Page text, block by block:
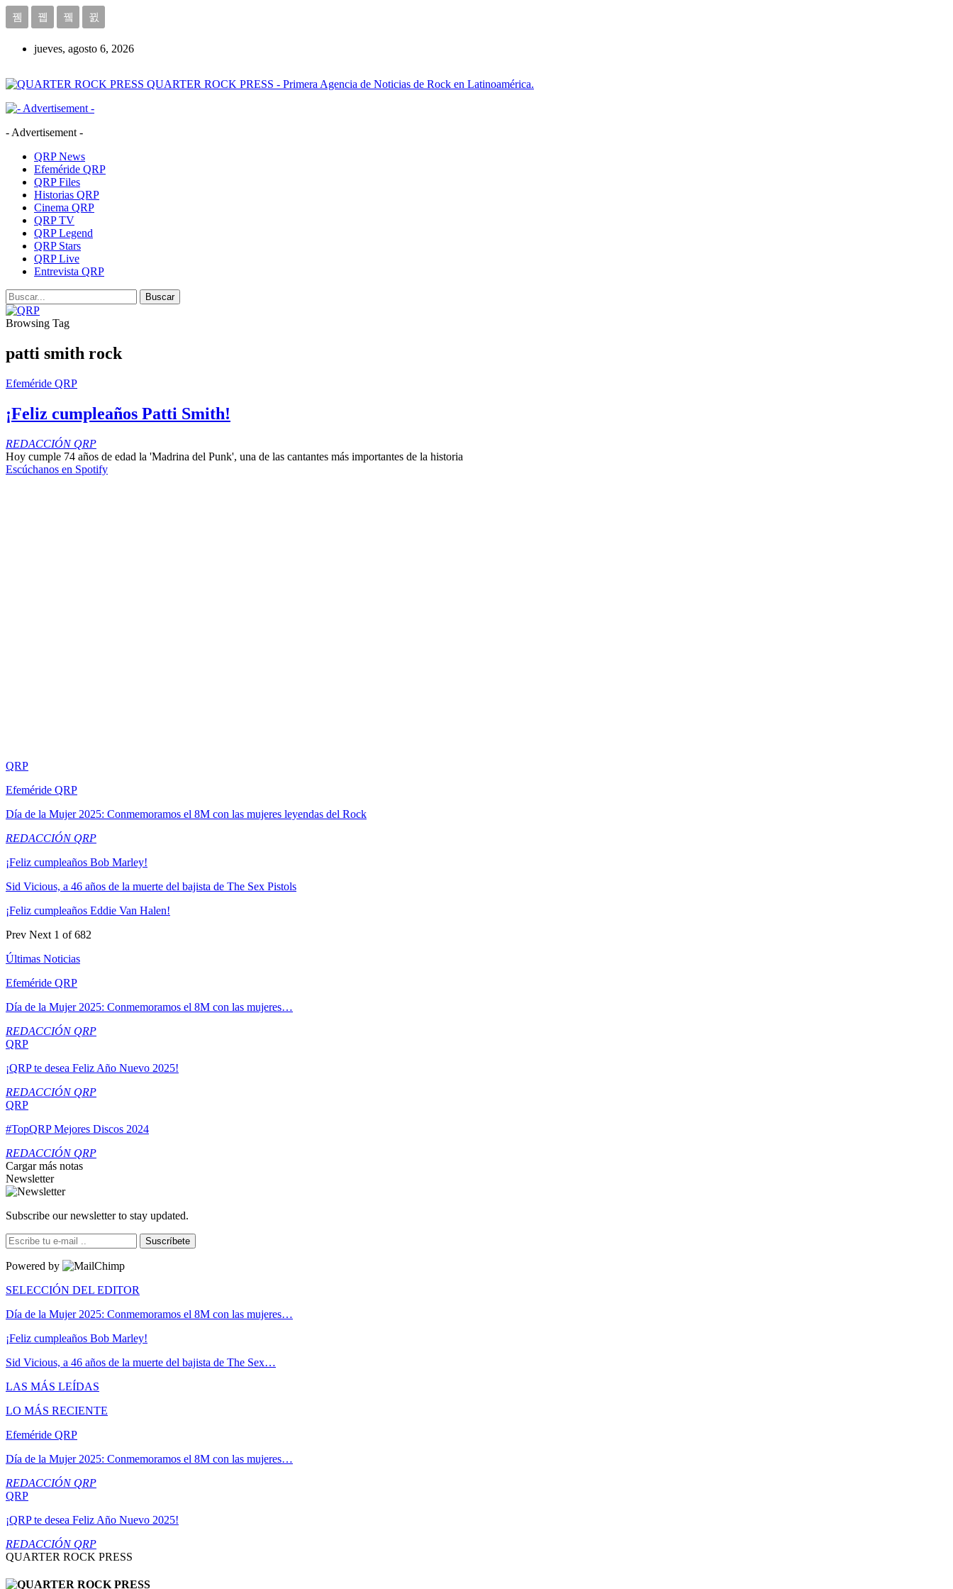
jueves, agosto 6, 2026
QUARTER ROCK PRESS - Primera Agencia de Noticias de Rock en Latinoamérica.
- Advertisement -
QRP News
Efeméride QRP
QRP Files
Historias QRP
Cinema QRP
QRP TV
QRP Legend
QRP Stars
QRP Live
Entrevista QRP
Browsing Tag
patti smith rock
Efeméride QRP
¡Feliz cumpleaños Patti Smith!
REDACCIÓN QRP
Hoy cumple 74 años de edad la 'Madrina del Punk', una de las cantantes más importantes de la historia
Escúchanos en Spotify
QRP
Efeméride QRP
Día de la Mujer 2025: Conmemoramos el 8M con las mujeres leyendas del Rock
REDACCIÓN QRP
¡Feliz cumpleaños Bob Marley!
Sid Vicious, a 46 años de la muerte del bajista de The Sex Pistols
¡Feliz cumpleaños Eddie Van Halen!
Prev Next 1 of 682
Últimas Noticias
Efeméride QRP
Día de la Mujer 2025: Conmemoramos el 8M con las mujeres…
REDACCIÓN QRP
QRP
¡QRP te desea Feliz Año Nuevo 2025!
REDACCIÓN QRP
QRP
#TopQRP Mejores Discos 2024
REDACCIÓN QRP
Cargar más notas
Newsletter
Subscribe our newsletter to stay updated.
Suscríbete
Powered by
SELECCIÓN DEL EDITOR
Día de la Mujer 2025: Conmemoramos el 8M con las mujeres…
¡Feliz cumpleaños Bob Marley!
Sid Vicious, a 46 años de la muerte del bajista de The Sex…
LAS MÁS LEÍDAS
LO MÁS RECIENTE
Efeméride QRP
Día de la Mujer 2025: Conmemoramos el 8M con las mujeres…
REDACCIÓN QRP
QRP
¡QRP te desea Feliz Año Nuevo 2025!
REDACCIÓN QRP
QUARTER ROCK PRESS